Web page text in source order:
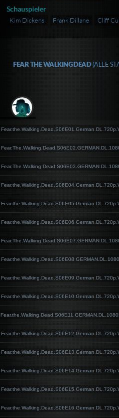
Schauspieler
Kim Dickens Frank Dillane Cliff
FEAR THE WALKING DEAD(ALLE